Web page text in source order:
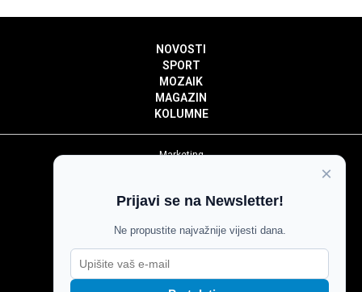
NOVOSTI
SPORT
MOZAIK
MAGAZIN
KOLUMNE
Marketing
Impressum
Pravila komentiranja
Agroglas
×
Prijavi se na Newsletter!
Ne propustite najvažnije vijesti dana.